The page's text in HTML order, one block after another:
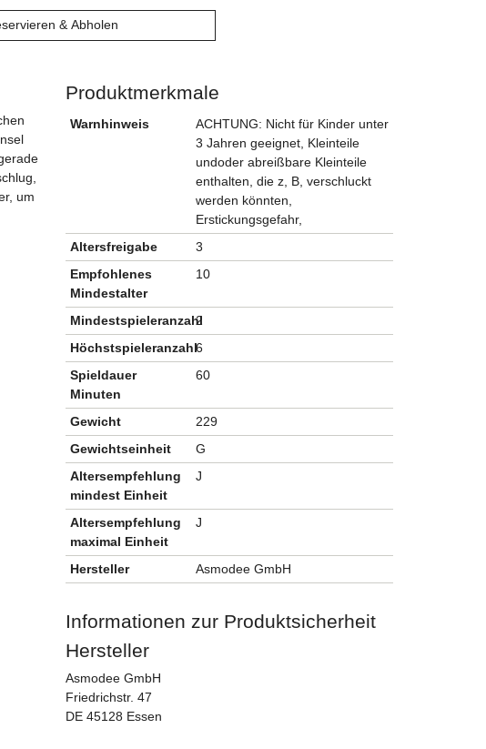
& Abholen
um
Produktmerkmale
Warnhinweis
ACHTUNG: Nicht für Kinder unter
3 Jahren geeignet, Kleinteile
undoder abreißbare Kleinteile
enthalten, die z, B, verschluckt
werden könnten,
Erstickungsgefahr,
Altersfreigabe
3
Empfohlenes
Mindestalter
10
Mindestspieleranzahl
2
Höchstspieleranzahl6
Spieldauer
Minuten
60
Gewicht
229
Gewichtseinheit
G
Altersempfehlung
mindest Einheit
J
Altersempfehlung
maximal Einheit
J
Hersteller Asmodee GmbH
Informationen zur Produktsicherheit
Hersteller
Asmodee GmbH
Friedrichstr. 47
DE 45128 Essen